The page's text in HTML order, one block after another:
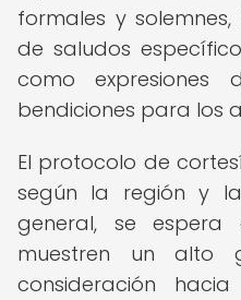
formales y
de saludos
como expresiones
bendiciones para los
El protocolo de
según la región y
general, se espera
muestren un alto
consideración